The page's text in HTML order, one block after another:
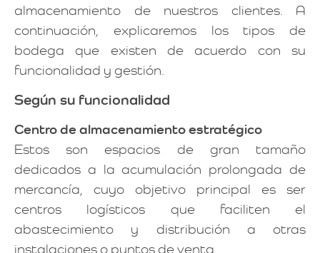
almacenamiento de nuestros clientes. A
continuación, explicaremos los tipos de
bodega que existen de acuerdo con su
funcionalidad y gestión.
Según su funcionalidad
Centro de almacenamiento estratégico
Estos son espacios de gran tamaño
dedicados a la acumulación prolongada de
mercancía, cuyo objetivo principal es ser
centros logísticos que faciliten el
abastecimiento y distribución a otras
instalaciones o puntos de venta.